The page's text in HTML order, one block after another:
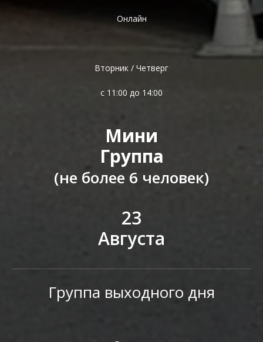
Онлайн
Вторник / Четверг
с 11:00 до 14:00
Мини
Группа
(не более 6 человек)
23
Августа
Группа выходного дня